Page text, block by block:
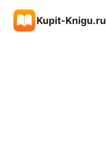
содержимому
Kupit-Knigu.ru